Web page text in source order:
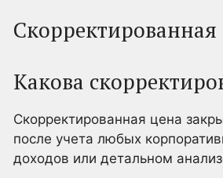
Какова
Скорректированная цена
после учета любых
доходов или детальном